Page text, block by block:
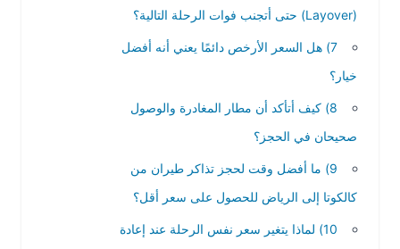
7) هل السعر الأرخص دائمًا يعني أنه أفضل
8) كيف أتأكد أن مطار المغادرة والوصول
صحيحان في الحجز؟
9) ما أفضل وقت لحجز تذاكر طيران من
كالكوتا إلى الرياض للحصول على سعر أقل؟
10) لماذا يتغير سعر نفس الرحلة عند إعادة